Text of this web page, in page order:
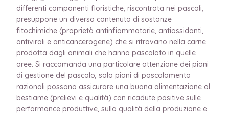
differenti componenti floristiche, riscontrata nei pascoli,
presuppone un diverso contenuto di sostanze
fitochimiche (proprietà antinfiammatorie, antiossidanti,
antivirali e anticancerogene) che si ritrovano nella carne
prodotta dagli animali che hanno pascolato in quelle
aree. Si raccomanda una particolare attenzione dei piani
di gestione del pascolo, solo piani di pascolamento
razionali possono assicurare una buona alimentazione al
bestiame (prelievi e qualità) con ricadute positive sulle
performance produttive, sulla qualità della produzione e